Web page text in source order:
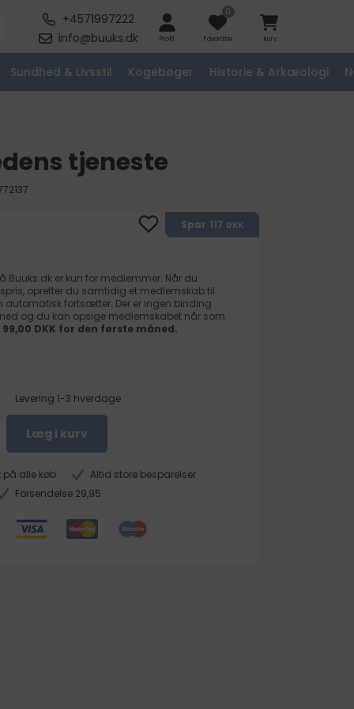
+4571997222
info@buuks.dk
Profil
0
Favoritter Kurv
Sundhed & Livsstil Kogebøger Historie & Arkæologi
tjeneste
Spar 117 DKK
Buuks.dk er kun for medlemmer. Når du
opretter du samtidig et medlemskab til
automatisk fortsætter. Der er ingen binding
og du kan opsige medlemskabet når som
DKK for den første måned.
Levering 1-3 hverdage
Læg i kurv
på alle køb
Altid store besparelser
Forsendelse 29,95